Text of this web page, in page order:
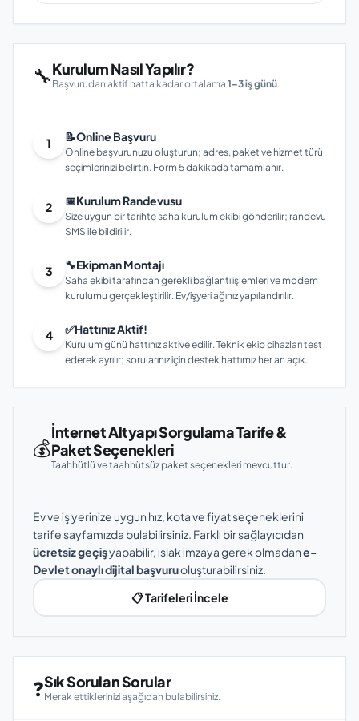
🔧Kurulum Nasıl Yapılır?
Başvurudan aktif hatta kadar ortalama 1–3 iş günü.
1 📝Online Başvuru
Online başvurunuzu oluşturun; adres, paket ve hizmet türü
seçimlerinizi belirtin. Form 5 dakikada tamamlanır.
2 📅Kurulum Randevusu
Size uygun bir tarihte saha kurulum ekibi gönderilir; randevu
SMS ile bildirilir.
3 🔧Ekipman Montajı
Saha ekibi tarafından gerekli bağlantı işlemleri ve modem
kurulumu gerçekleştirilir. Ev/işyeri ağınız yapılandırılır.
4 ✅Hattınız Aktif!
Kurulum günü hattınız aktive edilir. Teknik ekip cihazları test
ederek ayrılır; sorularınız için destek hattımız her an açık.
💰
İnternet Altyapı Sorgulama Tarife &
Paket Seçenekleri
Taahhütlü ve taahhütsüz paket seçenekleri mevcuttur.
Ev ve iş yerinize uygun hız, kota ve fiyat seçeneklerini
tarife sayfamızda bulabilirsiniz. Farklı bir sağlayıcıdan
ücretsiz geçişyapabilir, ıslak imzaya gerek olmadane-
Devlet onaylı dijital başvuruoluşturabilirsiniz.
📋 Tarifeleri İncele
❓Sık Sorulan Sorular
Merak ettiklerinizi aşağıdan bulabilirsiniz.